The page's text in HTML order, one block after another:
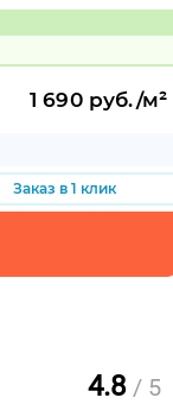
Код:
987913
1 690 руб./м²
Заказ в 1 клик
4.8 / 5